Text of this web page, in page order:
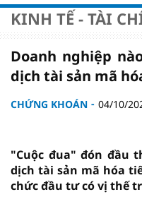
KINH TẾ - TÀI
Doanh nghiệp
dịch tài sản mã
CHỨNG KHOÁN 04/10/
"Cuộc đua" đón đầu
dịch tài sản mã hóa
chức đầu tư có vị thế